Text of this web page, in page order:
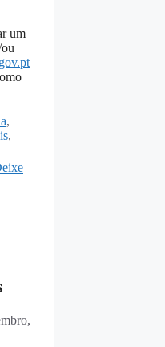
um
,
,